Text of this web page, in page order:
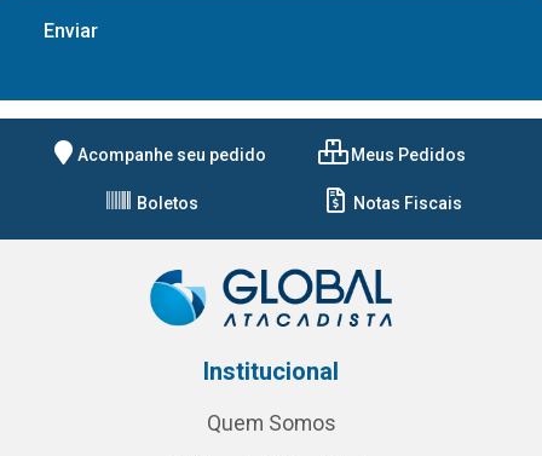
Acompanhe seu pedido Meus Pedidos
Boletos Notas Fiscais
Institucional
Quem Somos